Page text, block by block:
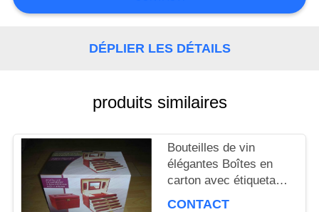
CONTACTEZ-
PLAN
DÉPLIER LES DÉTAILS
produits similaires
Bouteilles de vin
élégantes Boîtes en
carton avec étiquetage
en or Résistance à la
CONTACT